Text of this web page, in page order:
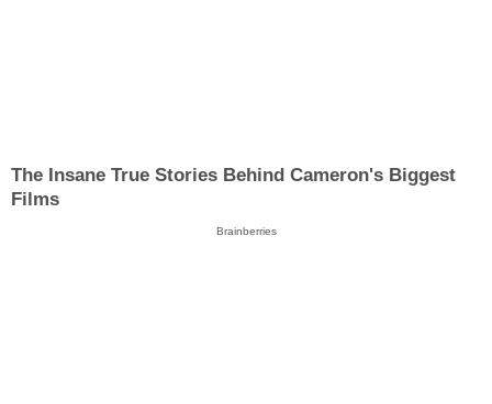
The Insane True Stories Behind Cameron's Biggest
Films
Brainberries